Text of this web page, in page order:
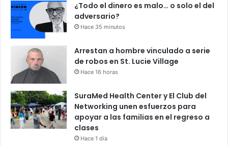
¿Todo el dinero es malo… o solo el del
adversario?
Hace 35 minutos
Arrestan a hombre vinculado a serie
de robos en St. Lucie Village
Hace 16 horas
SuraMed Health Center y El Club del
Networking unen esfuerzos para
apoyar a las familias en el regreso a
clases
Hace 1 día